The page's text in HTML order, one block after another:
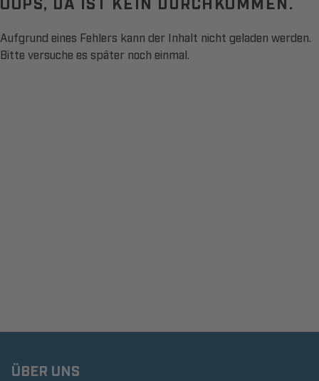
Aufgrund eines Fehlers kann der Inhalt nicht geladen werden.
Bitte versuche es später noch einmal.
ÜBER UNS